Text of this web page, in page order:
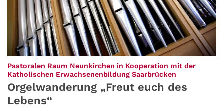
Pastoralen Raum Neunkirchen in Kooperation mit der
Katholischen Erwachsenenbildung Saarbrücken
Orgelwanderung „Freut euch des
Lebens“